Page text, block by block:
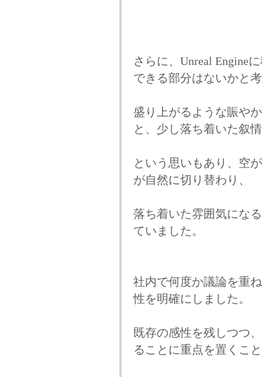
さらに、Unreal Engine
できる部分はないかと
盛り上がるような賑や
と、少し落ち着いた叙
という思いもあり、空
が自然に切り替わり、
落ち着いた雰囲気にな
ていました。
社内で何度か議論を重
性を明確にしました。
既存の感性を残しつつ
ることに重点を置くこ